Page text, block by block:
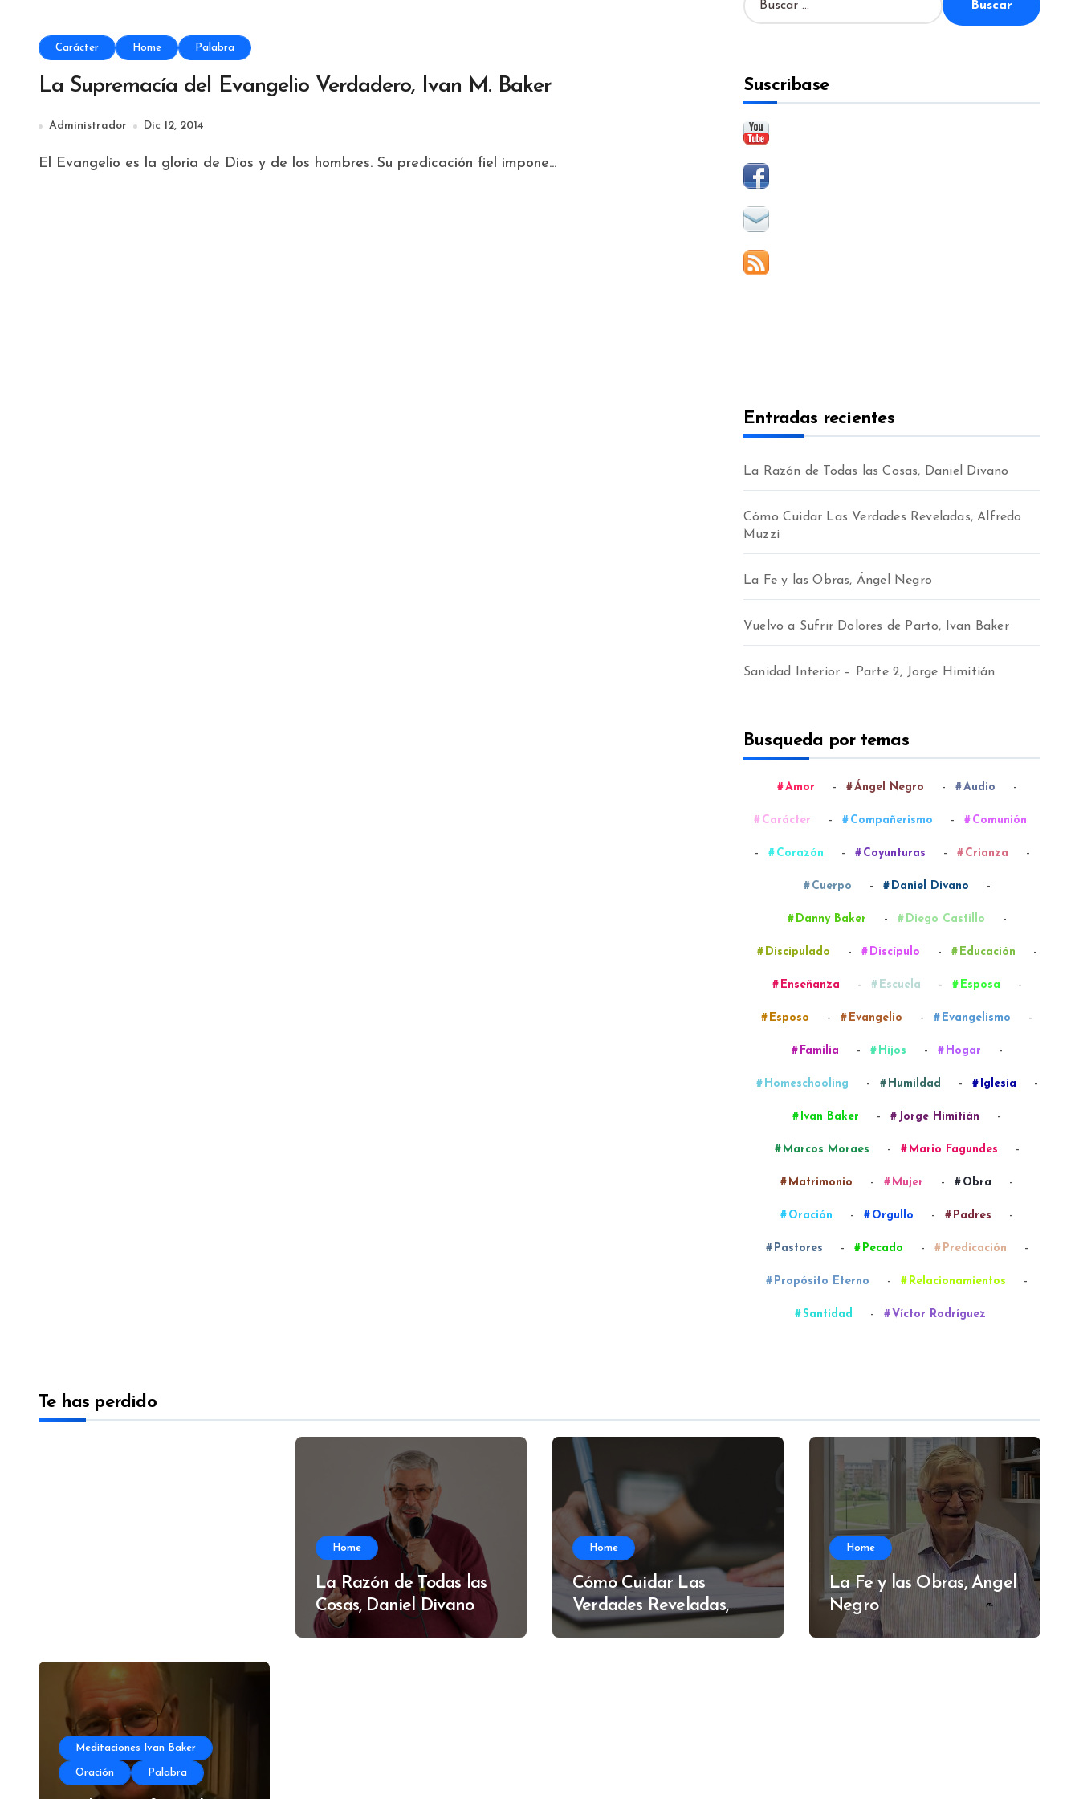
Carácter Home Palabra
La Supremacía del Evangelio Verdadero, Ivan M. Baker
Administrador Dic 12, 2014
El Evangelio es la gloria de Dios y de los hombres. Su predicación fiel impone...
u
r
:
Suscribase
Entradas recientes
La Razón de Todas las Cosas, Daniel Divano
Cómo Cuidar Las Verdades Reveladas, Alfredo
Muzzi
La Fe y las Obras, Ángel Negro
Vuelvo a Sufrir Dolores de Parto, Ivan Baker
Sanidad Interior – Parte 2, Jorge Himitián
Busqueda por temas
Amor - Ángel Negro - Audio -
Carácter - Compañerismo - Comunión
- Corazón - Coyunturas - Crianza -
Cuerpo - Daniel Divano -
Danny Baker - Diego Castillo -
Discipulado - Discípulo - Educación -
Enseñanza - Escuela - Esposa -
Esposo - Evangelio - Evangelismo -
Familia - Hijos - Hogar -
Homeschooling - Humildad - Iglesia -
Ivan Baker - Jorge Himitián -
Marcos Moraes - Mario Fagundes -
Matrimonio - Mujer - Obra -
Oración - Orgullo - Padres -
Pastores - Pecado - Predicación -
Propósito Eterno - Relacionamientos -
Santidad - Víctor Rodríguez
Te has perdido
Home
La Razón de Todas las
Cosas, Daniel Divano
Home
Cómo Cuidar Las
Verdades Reveladas,
Alfredo Muzzi
Home
La Fe y las Obras, Ángel
Negro
Meditaciones Ivan Baker
Oración Palabra